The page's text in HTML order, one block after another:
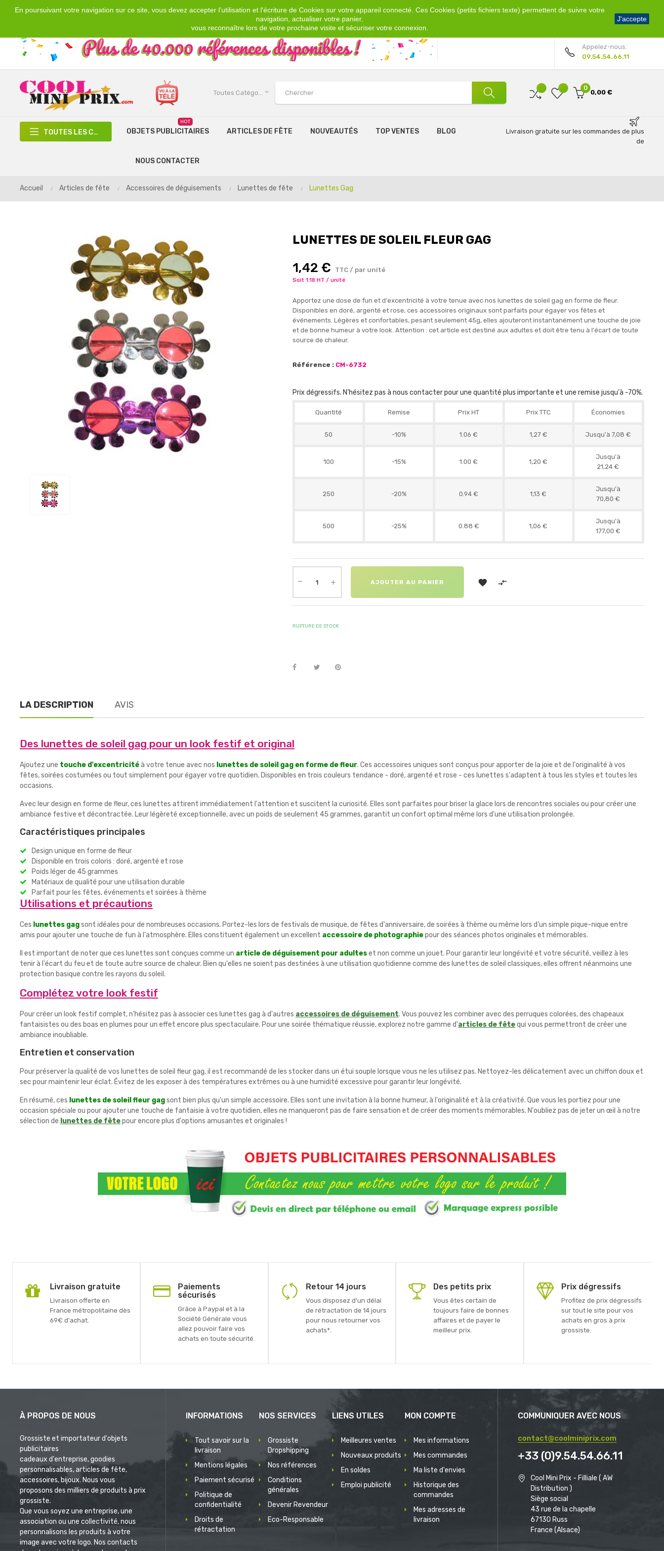
En poursuivant votre navigation sur ce site, vous devez accepter l’utilisation et l'écriture de Cookies sur votre appareil connecté. Ces Cookies (petits fichiers texte) permettent de suivre votre
navigation, actualiser votre panier,
vous reconnaître lors de votre prochaine visite et sécuriser votre connexion.
J'accepte
Emplacement
Devise
Bienvenue !
Mon compte
Appelez-nous:
09.54.54.66.11
Toutes Catégories keyboard_arrow_down
0
0,00 €
TOUTES LES CATÉGORIES OBJETS PUBLICITAIRES
HOT
ARTICLES DE FÊTE NOUVEAUTÉS TOP VENTES BLOG
NOUS CONTACTER
Livraison gratuite sur les commandes de plus
de
Accueil Articles de fête Accessoires de déguisements Lunettes de fête Lunettes Gag
LUNETTES DE SOLEIL FLEUR GAG
1,42 € TTC / par unité
Soit 1.18 HT / unité
Apportez une dose de fun et d'excentricité à votre tenue avec nos lunettes de soleil gag en forme de fleur.
Disponibles en doré, argenté et rose, ces accessoires originaux sont parfaits pour égayer vos fêtes et
événements. Légères et confortables, pesant seulement 45g, elles ajouteront instantanément une touche de joie
et de bonne humeur à votre look. Attention : cet article est destiné aux adultes et doit être tenu à l'écart de toute
source de chaleur.
Référence : CM-6732
Prix dégressifs. N'hésitez pas à nous contacter pour une quantité plus importante et une remise jusqu'à -70%.
Quantité Remise Prix HT Prix TTC Économies
50 -10% 1.06 € 1,27 € Jusqu'à 7,08 €
100 -15% 1.00 € 1,20 €
Jusqu'à
21,24 €
250 -20% 0.94 € 1,13 €
Jusqu'à
70,80 €
500 -25% 0.88 € 1,06 €
Jusqu'à
177,00 €
AJOUTER AU PANIER  
RUPTURE DE STOCK
LA DESCRIPTION AVIS
Des lunettes de soleil gag pour un look festif et original
Ajoutez une touche d'excentricitéà votre tenue avec nos lunettes de soleil gag en forme de fleur. Ces accessoires uniques sont conçus pour apporter de la joie et de l'originalité à vos
fêtes, soirées costumées ou tout simplement pour égayer votre quotidien. Disponibles en trois couleurs tendance - doré, argenté et rose - ces lunettes s'adaptent à tous les styles et toutes les
occasions.
Avec leur design en forme de fleur, ces lunettes attirent immédiatement l'attention et suscitent la curiosité. Elles sont parfaites pour briser la glace lors de rencontres sociales ou pour créer une
ambiance festive et décontractée. Leur légèreté exceptionnelle, avec un poids de seulement 45 grammes, garantit un confort optimal même lors d'une utilisation prolongée.
Caractéristiques principales
Design unique en forme de fleur
Disponible en trois coloris : doré, argenté et rose
Poids léger de 45 grammes
Matériaux de qualité pour une utilisation durable
Parfait pour les fêtes, événements et soirées à thème
Utilisations et précautions
Ces lunettes gagsont idéales pour de nombreuses occasions. Portez-les lors de festivals de musique, de fêtes d'anniversaire, de soirées à thème ou même lors d'un simple pique-nique entre
amis pour ajouter une touche de fun à l'atmosphère. Elles constituent également un excellent accessoire de photographiepour des séances photos originales et mémorables.
Il est important de noter que ces lunettes sont conçues comme un article de déguisement pour adulteset non comme un jouet. Pour garantir leur longévité et votre sécurité, veillez à les
tenir à l'écart du feu et de toute autre source de chaleur. Bien qu'elles ne soient pas destinées à une utilisation quotidienne comme des lunettes de soleil classiques, elles offrent néanmoins une
protection basique contre les rayons du soleil.
Complétez votre look festif
Pour créer un look festif complet, n'hésitez pas à associer ces lunettes gag à d'autres accessoires de déguisement. Vous pouvez les combiner avec des perruques colorées, des chapeaux
fantaisistes ou des boas en plumes pour un effet encore plus spectaculaire. Pour une soirée thématique réussie, explorez notre gamme d'articles de fêtequi vous permettront de créer une
ambiance inoubliable.
Entretien et conservation
Pour préserver la qualité de vos lunettes de soleil fleur gag, il est recommandé de les stocker dans un étui souple lorsque vous ne les utilisez pas. Nettoyez-les délicatement avec un chiffon doux et
sec pour maintenir leur éclat. Évitez de les exposer à des températures extrêmes ou à une humidité excessive pour garantir leur longévité.
En résumé, ces lunettes de soleil fleur gagsont bien plus qu'un simple accessoire. Elles sont une invitation à la bonne humeur, à l'originalité et à la créativité. Que vous les portiez pour une
occasion spéciale ou pour ajouter une touche de fantaisie à votre quotidien, elles ne manqueront pas de faire sensation et de créer des moments mémorables. N'oubliez pas de jeter un œil à notre
sélection de lunettes de fêtepour encore plus d'options amusantes et originales !
Livraison gratuite
Livraison offerte en
France métropolitaine dès
69€ d'achat.
Paiements
sécurisés
Grâce à Paypal et à la
Société Générale vous
allez pouvoir faire vos
achats en toute sécurité.
Retour 14 jours
Vous disposez d'un délai
de rétractation de 14 jours
pour nous retourner vos
achats*.
Des petits prix
Vous êtes certain de
toujours faire de bonnes
affaires et de payer le
meilleur prix.
Prix dégressifs
Profitez de prix dégressifs
sur tout le site pour vos
achats en gros à prix
grossiste.
À PROPOS DE NOUS
Grossiste et importateur d'objets
publicitaires
cadeaux d'entreprise, goodies
personnalisables, articles de fête,
accessoires, bijoux. Nous vous
proposons des milliers de produits à prix
grossiste.
Que vous soyez une entreprise, une
association ou une collectivité, nous
personnalisons les produits à votre
image avec votre logo. Nos contacts
COMMUNIQUER AVEC NOUS
contact@coolminiprix.com
+33 (0)9.54.54.66.11
Cool Mini Prix - Filliale ( AW
Distribution )
Siège social
43 rue de la chapelle
67130 Russ
France (Alsace)
INFORMATIONS
Tout savoir sur la
livraison
Mentions légales
Paiement sécurisé
Politique de
confidentialité
Droits de
rétractation
NOS SERVICES
Grossiste
Dropshipping
Nos références
Conditions
générales
Devenir Revendeur
Eco-Responsable
LIENS UTILES
Meilleures ventes
Nouveaux produits
En soldes
Emploi publicité
MON COMPTE
Mes informations
Mes commandes
Ma liste d'envies
Historique des
commandes
Mes adresses de
livraison